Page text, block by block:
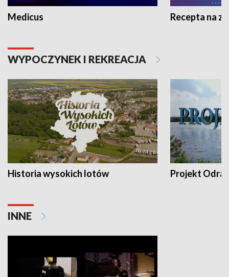
Medicus Recepta na
WYPOCZYNEK I REKREACJA
Historia wysokich lotów Projekt Odra
INNE